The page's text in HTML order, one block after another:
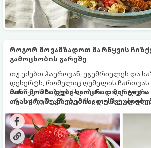
როგორ მოვამზადოთ მარწყვის
გამოცხობის გარეშე
თუ ეძებთ ჰაეროვან, უგემრიელეს და
დესერტს, რომელიც ღუმელის ჩართვას
მარწყვის ჩიზქეიქ-ლაზანია იდეალური
არის 4-ფენიანი უგემრიელესი
მარწყვის ჟელე ახალი მარწყვითა და
ათქვეფილი ნაღები.
მისი მომზადება საოცრად
ოჯახური შეკრებებისა თუ